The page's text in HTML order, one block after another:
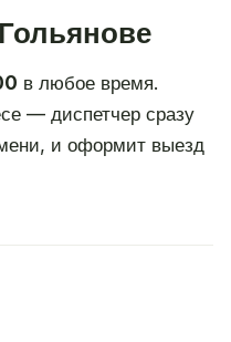
в любое время.
— диспетчер сразу
и оформит выезд